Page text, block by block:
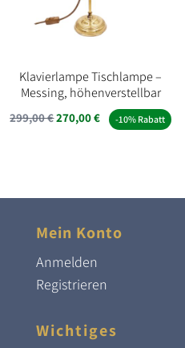
Klavierlampe Tischlampe –
Messing, höhenverstellbar
299,00€Ursprünglicher
270,00€Aktueller
-10% Rabatt
Mein Konto
Anmelden
Registrieren
Wichtiges